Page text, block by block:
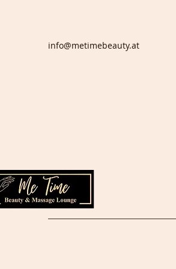
info@metimebeauty.at